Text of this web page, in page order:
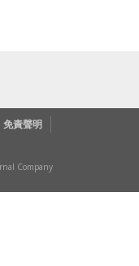
免責聲明
Company